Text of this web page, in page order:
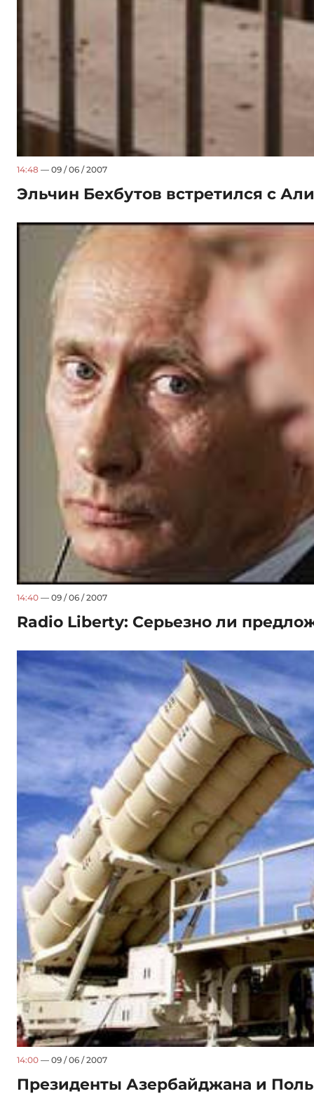
14:48 — 09 / 06 / 2007
Эльчин Бехбутов встретился с
14:40 — 09 / 06 / 2007
Radio Liberty: Серьезно ли
14:00 — 09 / 06 / 2007
Президенты Азербайджана и